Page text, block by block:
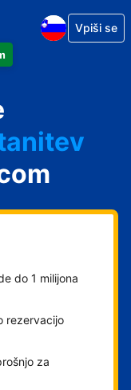
Vpiši se
do 1 milijona
rezervacijo
za